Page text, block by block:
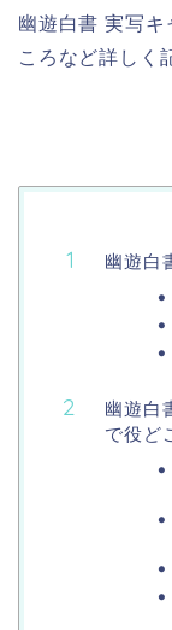
幽遊白書 実写
ころなど詳しく
幽遊白
幽遊白
で役ど